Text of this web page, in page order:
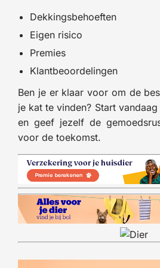
Dekkingsbehoeften
Eigen risico
Premies
Klantbeoordelingen
Ben je er klaar voor om de
je kat te vinden? Start
en geef jezelf de
voor de toekomst.